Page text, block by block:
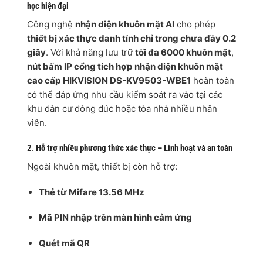
học hiện đại
Công nghệ nhận diện khuôn mặt AI cho phép
thiết bị xác thực danh tính chỉ trong chưa đầy 0.2
giây. Với khả năng lưu trữtối đa 6000 khuôn mặt,
nút bấm IP cổng tích hợp nhận diện khuôn mặt
cao cấp HIKVISION DS-KV9503-WBE1 hoàn toàn
có thể đáp ứng nhu cầu kiểm soát ra vào tại các
khu dân cư đông đúc hoặc tòa nhà nhiều nhân
viên.
2. Hỗ trợ nhiều phương thức xác thực – Linh hoạt và an toàn
Ngoài khuôn mặt, thiết bị còn hỗ trợ:
Thẻ từ Mifare 13.56 MHz
Mã PIN nhập trên màn hình cảm ứng
Quét mã QR